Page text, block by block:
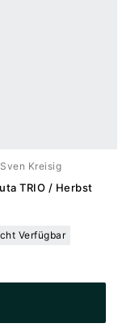
Kreisig
TRIO / Herbst
Verfügbar